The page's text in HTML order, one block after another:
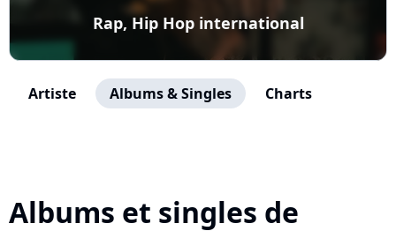
Rap, Hip Hop international
Artiste Albums & Singles Charts
Albums et singles de